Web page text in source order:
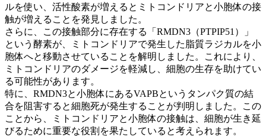
ルを使い、活性酸素が増えるとミトコンドリアと小胞体の接
触が増えることを発見しました。
さらに、この接触部分に存在する「RMDN3（PTPIP51）」
という酵素が、ミトコンドリアで発生した脂質ラジカルを小
胞体へと移動させていることを解明しました。これにより、
ミトコンドリアのダメージを軽減し、細胞の生存を助けてい
る可能性があります。
特に、RMDN3と小胞体にあるVAPBというタンパク質の結
合を阻害すると細胞死が発生することが判明しました。この
ことから、ミトコンドリアと小胞体の接触は、細胞が生き延
びるために重要な役割を果たしていると考えられます。